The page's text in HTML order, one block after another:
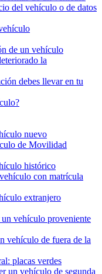
del vehículo o de datos
de un vehículo
la
debes llevar en tu
nuevo
de Movilidad
histórico
con matrícula
extranjero
vehículo proveniente
vehículo de fuera de la
placas verdes
un vehículo de segunda